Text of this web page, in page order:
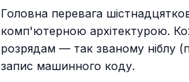
Головна перевага
комп'ютерною архітектурою.
розрядам — так званому ніблу
запис машинного коду.